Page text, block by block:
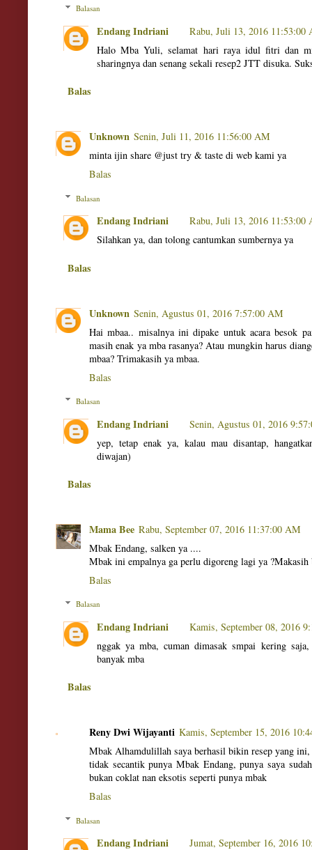
Balasan
Endang Indriani
Rabu, Juli 13, 2016 11:53:00
Halo Mba Yuli, selamat hari raya idul fitri dan
sharingnya dan senang sekali resep2 JTT disuka.
Balas
Unknown Senin, Juli 11, 2016 11:56:00 AM
minta ijin share @just try & taste di web kami ya
Balas
Balasan
Endang Indriani
Rabu, Juli 13, 2016 11:53:00
Silahkan ya, dan tolong cantumkan sumbernya ya
Balas
Unknown Senin, Agustus 01, 2016 7:57:00 AM
Hai mbaa.. misalnya ini dipake untuk acara besok
masih enak ya mba rasanya? Atau mungkin harus
mbaa? Trimakasih ya mbaa.
Balas
Balasan
Endang Indriani
Senin, Agustus 01, 2016
yep, tetap enak ya, kalau mau disantap,
diwajan)
Balas
Mama Bee Rabu, September 07, 2016 11:37:00 AM
Mbak Endang, salken ya ....
Mbak ini empalnya ga perlu digoreng lagi ya
Balas
Balasan
Endang Indriani
Kamis, September 08, 2016
nggak ya mba, cuman dimasak smpai kering
banyak mba
Balas
Reny Dwi Wijayanti Kamis, September 15, 2016
Mbak Alhamdulillah saya berhasil bikin resep yang
tidak secantik punya Mbak Endang, punya saya
bukan coklat nan eksotis seperti punya mbak
Balas
Balasan
Endang Indriani Jumat, September 16, 2016